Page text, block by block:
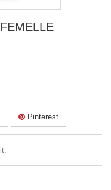
Pinterest